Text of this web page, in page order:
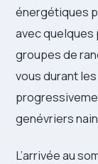
énergétiques
avec quelques
groupes de
vous durant
genévriers
L’arrivée au